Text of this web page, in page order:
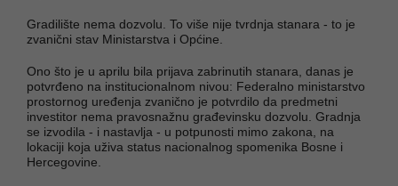
Gradilište nema dozvolu. To više nije tvrdnja stanara - to je
zvanični stav Ministarstva i Općine.
Ono što je u aprilu bila prijava zabrinutih stanara, danas je
potvrđeno na institucionalnom nivou: Federalno ministarstvo
prostornog uređenja zvanično je potvrdilo da predmetni
investitor nema pravosnažnu građevinsku dozvolu. Gradnja
se izvodila - i nastavlja - u potpunosti mimo zakona, na
lokaciji koja uživa status nacionalnog spomenika Bosne i
Hercegovine.